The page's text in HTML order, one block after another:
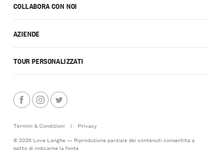
COLLABORA CON NOI
AZIENDE
TOUR PERSONALIZZATI
Termini & Condizioni |
Privacy
© 2026 Love Langhe — Riproduzione parziale dei contenuti consentita a
patto di indicarne la fonte